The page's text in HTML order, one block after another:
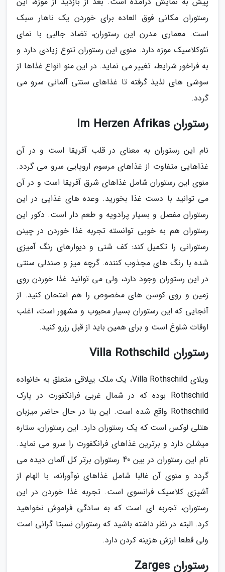
رستوران مکانی فوق العاده برای خوردن یک ناهار سبک
است. معماری مدرن این رستوران، تضاد جالبی با نمای
نئوکلاسیک موزه دارد. منوی این رستوران تنوع زیادی دارد و
به فراخور شرایط، تغییر می نماید. در این منو انواع غذاها از
سوشی های لذیذ گرفته تا غذاهای سنتی آلمانی سرو می
گردد.
رستوران Im Herzen Afrikas
نام این رستوران به معنای در قلب آفریقا است و در آن
غذاهایی متفاوت از غذاهای مرسوم اروپایی سرو می گردد.
منوی این رستوران شامل غذاهای شرق آفریقا است و در آن
می توانید با دست غذا بخورید. وعده های غذایی در این
رستوران مفصل و بسیار پرادویه و طعم دار است. دکور این
رستوران هم به خوبی توانسته تجربه غذا خوردن در چینن
رستورانی را تکمیل کند: کف شنی و دیوارهای رنگ آمیزی
شده با رنگ های مجذوب کننده. گرچه میز و صندلی سنتی
در این رستوران وجود دارد، ولی می توانید غذا خوردن روی
زمین و روی کوسن های مخصوص را هم امتحان کنید. از
آنجایی که این رستوران بسیار محبوب و مشهور است، اغلب
اوقات شلوغ است و برای همین باید از قبل رزرو کنید.
رستوران Villa Rothschild
ویلای Villa Rothschild، یک ملک ییلاقی متعلق به خانواده
Rothschild بوده که در شمال غربی فرانکفورت در پارک
Rothschild واقع شده است. این بنا در حال حاضر میزبان
هتلی لوکس است که یک رستوران دارد. این رستوران، ستاره
میشلن دارد و برترین غذاهای فرانکفورت را سرو می نماید.
نام این رستوران در بین 40 رستوران برتر کل آلمان دیده می
گردد و منوی آن غالبا شامل غذاهای نوآورانه، با الهام از
آشپزی کلاسیک فرانسوی است. تجربه غذا خوردن در این
رستوران، تجربه ای است که به سادگی فراموش نخواهید
کرد. البته در نظر داشته باشید که رستوران نسبتا گرانی است
ولی قطعا ارزش هزینه کردن دارد.
رستوران Zarges